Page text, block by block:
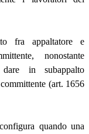
fra appaltatore e
nonostante
in subappalto
(art. 1656
quando una